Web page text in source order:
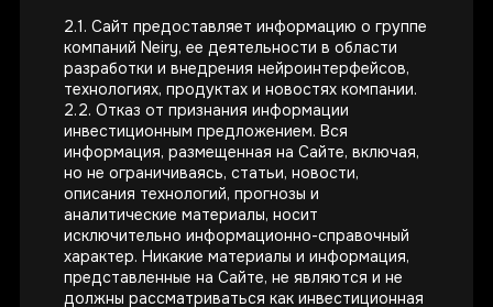
2.1. Сайт предоставляет информацию о группе
компаний Neiry, ее деятельности в области
разработки и внедрения нейроинтерфейсов,
технологиях, продуктах и новостях компании.
2.2. Отказ от признания информации
инвестиционным предложением. Вся
информация, размещенная на Сайте, включая,
но не ограничиваясь, статьи, новости,
описания технологий, прогнозы и
аналитические материалы, носит
исключительно информационно-справочный
характер. Никакие материалы и информация,
представленные на Сайте, не являются и не
должны рассматриваться как инвестиционная